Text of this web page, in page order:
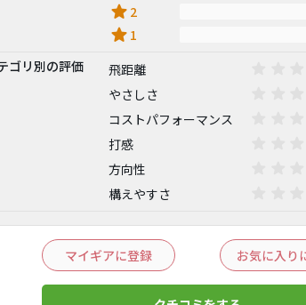
star 2
star 1
ゴリ別の評価
飛距離
やさしさ
コストパフォーマンス
打感
方向性
構えやすさ
マイギアに登録 お気に入り